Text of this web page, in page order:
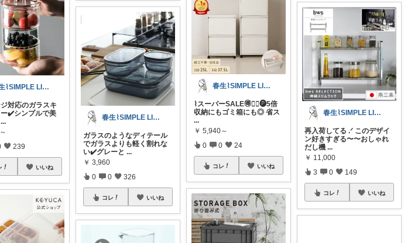
春生⌇SIMPLE LIFE⌇
対応のガラスキ
ー✔️シンプルで美
...
239
いいね
春生⌇SIMPLE LIFE⌇
ガラスのようなディテール
でガラスよりも軽く割れな
い✔️グレーと ...
￥ 3,960
0 0 326
コレ いいね
春生⌇SIMPLE LIFE⌇
⌇スーパーSALE🉐❤️‍🔥🅟5倍
収納にもゴミ箱にも◎ 省ス
...
￥ 5,940～
0 0 24
コレ いいね
春生⌇SIMPLE LIFE⌇
再入荷してる .ᐟ このデザイ
ン好きすぎる〜〜おしゃれ
だし機 ...
￥ 11,000
3 0 149
コレ いいね